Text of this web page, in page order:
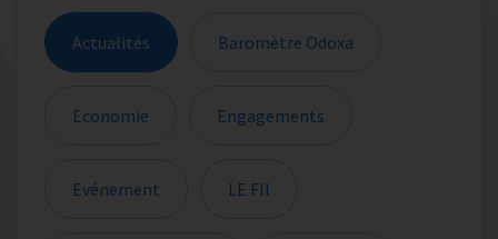
Actualités Baromètre Odoxa
Economie Engagements
Evénement LE FIl